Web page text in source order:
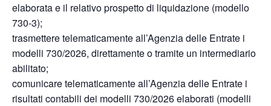
elaborata e il relativo prospetto di liquidazione (modello
730-3);
trasmettere telematicamente all’Agenzia delle Entrate i
modelli 730/2026, direttamente o tramite un intermediario
abilitato;
comunicare telematicamente all’Agenzia delle Entrate i
risultati contabili dei modelli 730/2026 elaborati (modelli